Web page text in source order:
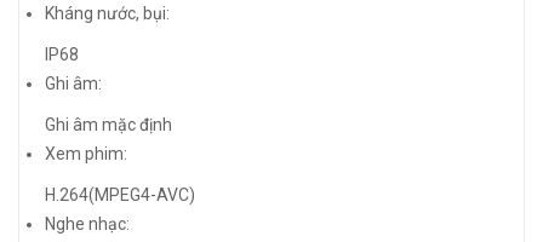
Kháng nước, bụi:
IP68
Ghi âm:
Ghi âm mặc định
Xem phim:
H.264(MPEG4-AVC)
Nghe nhạc: